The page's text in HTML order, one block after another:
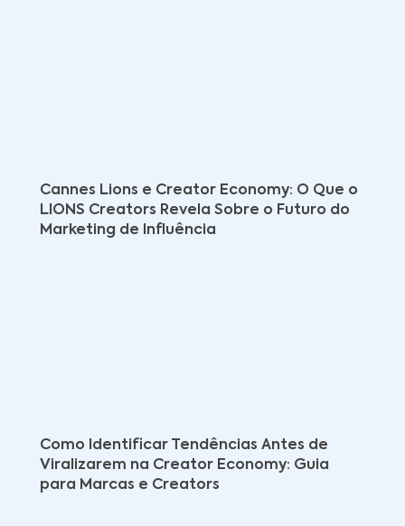
Cannes Lions e Creator Economy: O Que o
LIONS Creators Revela Sobre o Futuro do
Marketing de Influência
Como Identificar Tendências Antes de
Viralizarem na Creator Economy: Guia
para Marcas e Creators